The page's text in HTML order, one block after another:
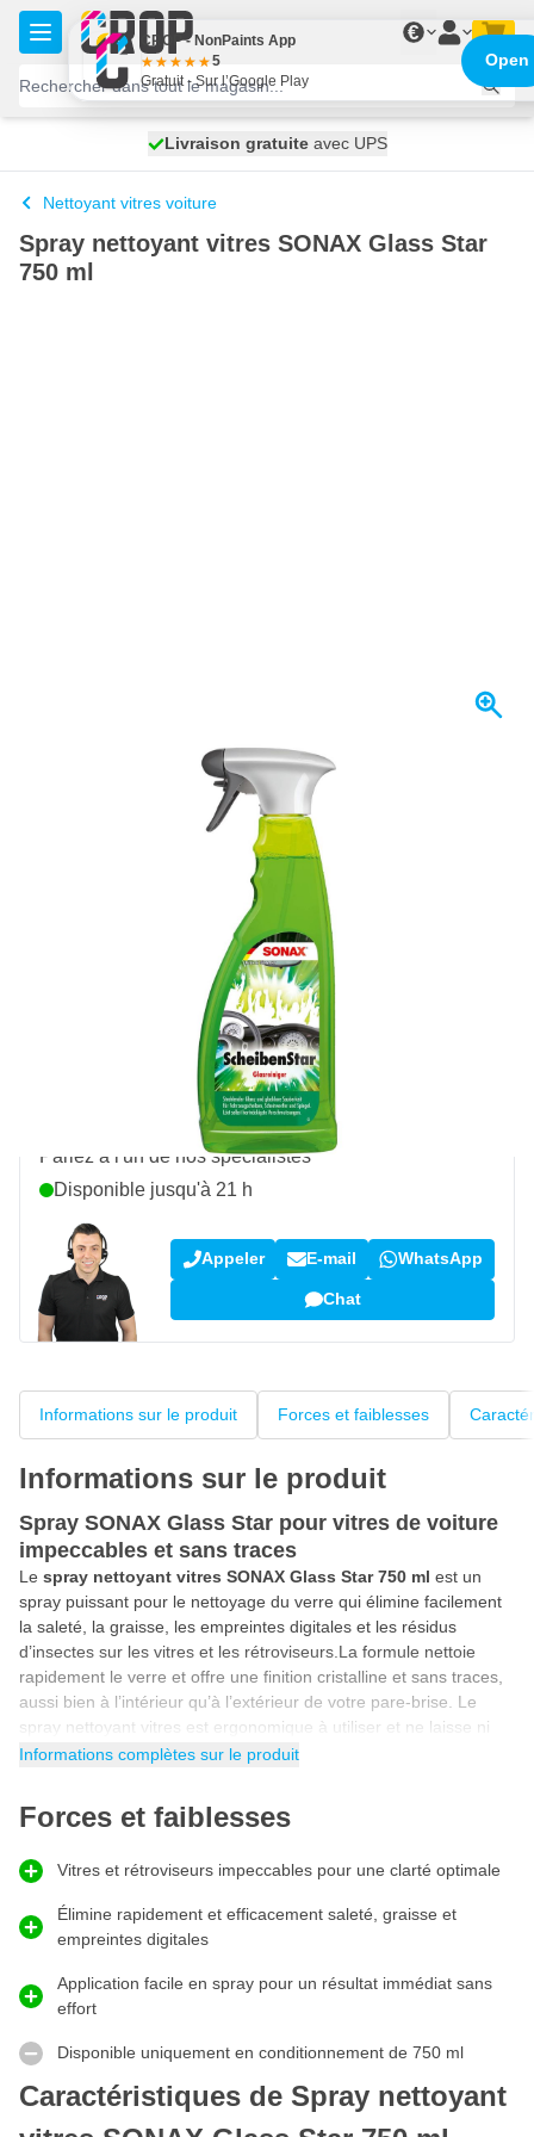
Aller au contenu
€
expédié aujourd'hui
Livraison gratuiteavec UPS
100 jours
Nettoyant vitres voiture
Spray nettoyant vitres SONAX Glass Star
750 ml
Expédié aujourd'hui
Ajouter au panier
Commandez avant 23h59,expédié aujourd'hui
avec UPS
retours & échanges
4,38/5(5 175 critiques)
Une question sur ce produit ?
Parlez à l'un de nos spécialistes
Disponible jusqu'à 21 h
Appeler E-mail WhatsApp
Chat
Informations sur le produit Forces et faiblesses
Informations sur le produit
Spray SONAX Glass Star pour vitres de voiture
impeccables et sans traces
Le spray nettoyant vitres SONAX Glass Star 750 ml est un
spray puissant pour le nettoyage du verre qui élimine facilement
la saleté, la graisse, les empreintes digitales et les résidus
d’insectes sur les vitres et les rétroviseurs.La formule nettoie
rapidement le verre et offre une finition cristalline et sans traces,
aussi bien à l’intérieur qu’à l’extérieur de votre pare-brise. Le
spray nettoyant vitres est ergonomique à utiliser et ne laisse ni
film ni voile, garantissant une visibilité et une sécurité
clair durable.
Quand et pourquoi utiliser ce spray nettoyant vitres
nettoyer rapidement et efficacement les vitres, rétroviseurs et
autres surfaces vitrées. Ce nettoyant pour vitres élimine saleté,
traces ni de voile. Grâce à son action puissante, vous avez
besoin de moins de passages avec le chiffon et terminez le
nettoyage plus rapidement. Le produit convient à toutes les
surfaces vitrées automobiles et assure une ligne de vision claire
et impeccable. Idéal avant un trajet ou dans le cadre de votre
entretien et lavage régulier.
Informations complètes sur le produit
Forces et faiblesses
Vitres et rétroviseurs impeccables pour une clarté optimale
Élimine rapidement et efficacement saleté, graisse et
empreintes digitales
Application facile en spray pour un résultat immédiat sans
effort
Disponible uniquement en conditionnement de 750 ml
Caractéristiques de Spray nettoyant
CROP - NonPaints App
5
Gratuit - Sur l’Google Play
Open